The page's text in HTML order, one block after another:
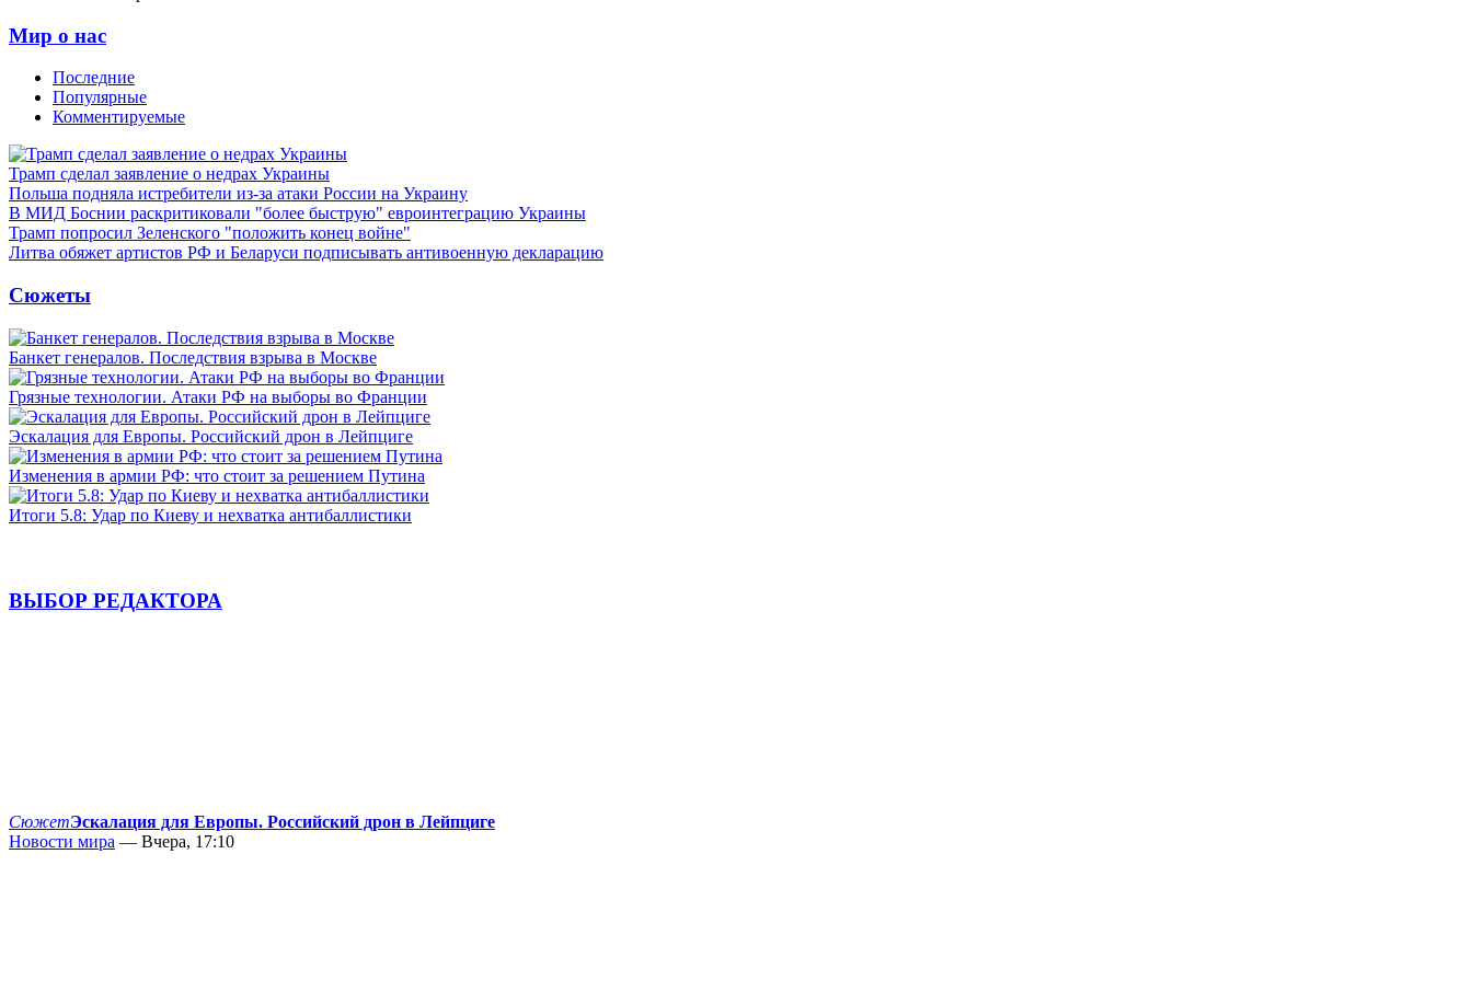
Мир о нас
Последние
Популярные
Комментируемые
Трамп сделал заявление о недрах Украины
Польша подняла истребители из-за атаки России на Украину
В МИД Боснии раскритиковали "более быструю" евроинтеграцию Украины
Трамп попросил Зеленского "положить конец войне"
Литва обяжет артистов РФ и Беларуси подписывать антивоенную декларацию
Сюжеты
Банкет генералов. Последствия взрыва в Москве
Грязные технологии. Атаки РФ на выборы во Франции
Эскалация для Европы. Российский дрон в Лейпциге
Изменения в армии РФ: что стоит за решением Путина
Итоги 5.8: Удар по Киеву и нехватка антибаллистики
ВЫБОР РЕДАКТОРА
СюжетЭскалация для Европы. Российский дрон в Лейпциге
Новости мира — Вчера, 17:10